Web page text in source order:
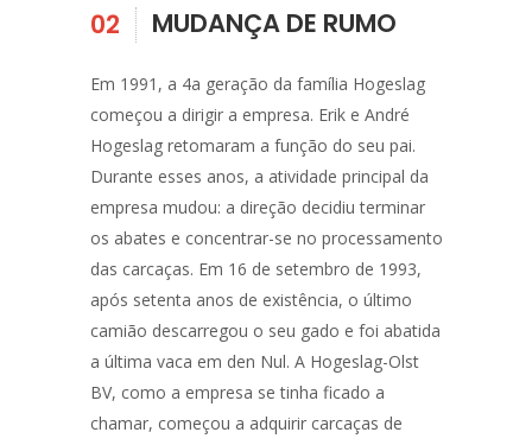
02 MUDANÇA DE RUMO
Em 1991, a 4a geração da família Hogeslag
começou a dirigir a empresa. Erik e André
Hogeslag retomaram a função do seu pai.
Durante esses anos, a atividade principal da
empresa mudou: a direção decidiu terminar
os abates e concentrar-se no processamento
das carcaças. Em 16 de setembro de 1993,
após setenta anos de existência, o último
camião descarregou o seu gado e foi abatida
a última vaca em den Nul. A Hogeslag-Olst
BV, como a empresa se tinha ficado a
chamar, começou a adquirir carcaças de